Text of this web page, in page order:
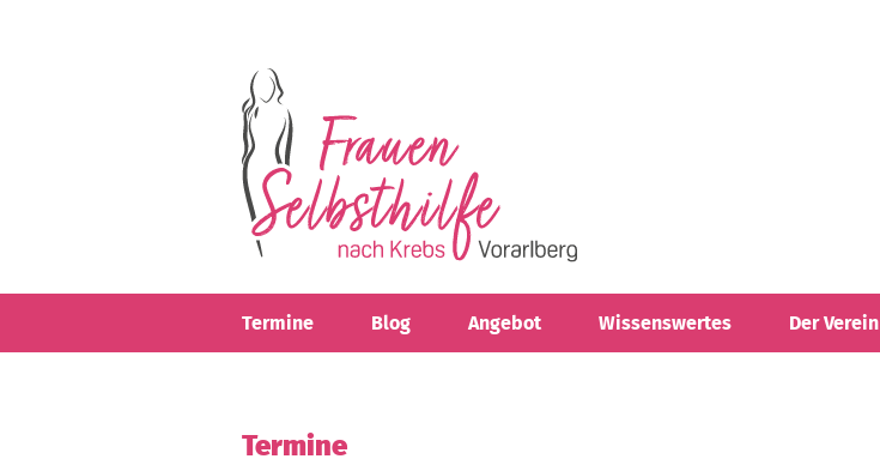
Termine Blog Angebot Wissenswertes Der Verein
Termine